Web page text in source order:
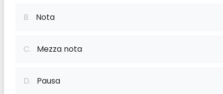
B. Nota
C. Mezza nota
D. Pausa